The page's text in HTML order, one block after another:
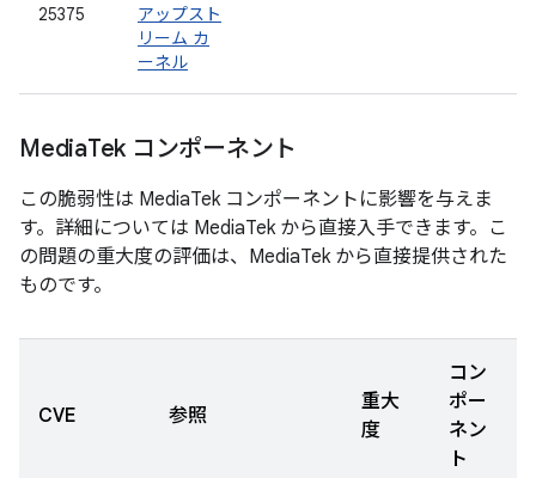
25375
アップスト
リーム カ
ーネル
MediaTek コンポーネント
この脆弱性は MediaTek コンポーネントに影響を与えま
す。詳細については MediaTek から直接入手できます。こ
の問題の重大度の評価は、MediaTek から直接提供された
ものです。
CVE 参照
重大
度
コン
ポー
ネン
ト